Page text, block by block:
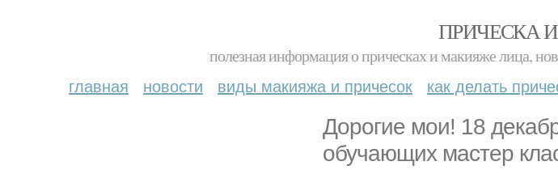
ПРИЧЕСКА
полезная информация о прическах и макияже лица,
главная новости виды макияжа и причесок как делать
Дорогие мои! 18
обучающих мастер